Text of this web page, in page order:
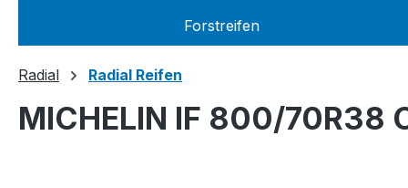
Forstreifen
Radial Radial Reifen
MICHELIN IF 800/70R38